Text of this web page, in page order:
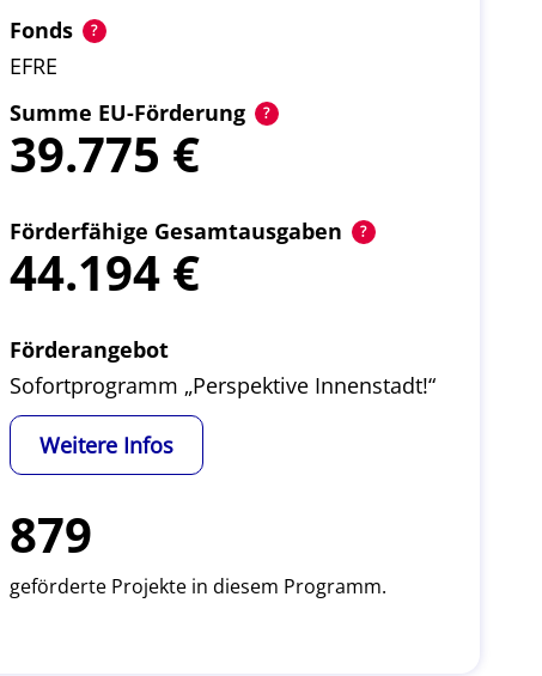
Fonds
EFRE
Summe EU-Förderung
39.775
Förderfähige Gesamtausgaben
44.194
Förderangebot
Sofortprogramm „Perspektive Innenstadt!“
Weitere Infos
879
geförderte Projekte in diesem Programm.